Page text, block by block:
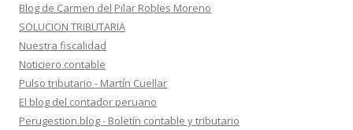
Blog de Carmen del Pilar Robles Moreno
SOLUCION TRIBUTARIA
Nuestra fiscalidad
Noticiero contable
Pulso tributario - Martín Cuellar
El blog del contador peruano
Perugestion.blog - Boletín contable y tributario